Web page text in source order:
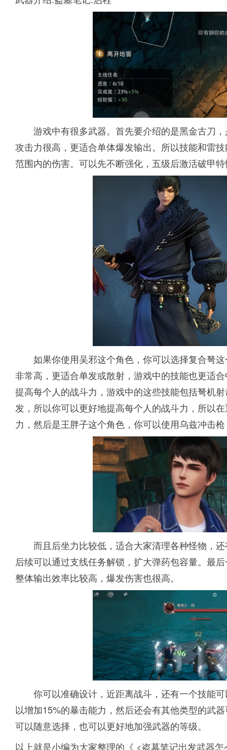
游戏中有很多武器。首先要介绍的是黑金古刀
攻击力很高，更适合单体爆发输出。所以技能和雷
范围内的伤害。可以先不断强化，五级后激活破甲
如果你使用吴邪这个角色，你可以选择复合弩
非常高，更适合单发或散射，游戏中的技能也更适
提高每个人的战斗力，游戏中的这些技能包括弩机
发，所以你可以更好地提高每个人的战斗力，所以
力，然后是王胖子这个角色，你可以使用乌兹冲击
而且后坐力比较低，适合大家清理各种怪物，
后续可以通过支线任务解锁，扩大弹药包容量。最
整体输出效率比较高，爆发伤害也很高。
你可以准确设计，近距离战斗，还有一个技能
以增加15%的暴击能力，然后还会有其他类型的武
可以随意选择，也可以更好地加强武器的等级。
以上就是小编为大家整理的《 <盗墓笔记出发武器